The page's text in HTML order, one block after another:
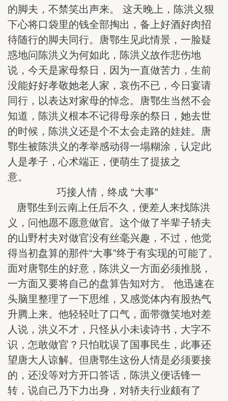
的脚夫，不禁笑出声来。 这天晚上，陈洪义狠
下心将口袋里的钱全部掏出，备上好酒好肉招
待随行的脚夫同行。唐鄂生见此情景，一脸疑
惑地问陈洪义为何如此，陈洪义故作悲伤地
说，今天是家母祭日，因为一直做苦力，生前
没能好好孝敬她老人家，哀伤不已，今日宴请
同行，以表达对家母的悼念。唐鄂生当然不会
知道，陈洪义根本不记得母亲的祭日，她去世
的时候，陈洪义还是个不太会走路的娃娃。唐
鄂生被陈洪义的孝举感动得一塌糊涂，认定此
人是孝子，心术端正，便萌生了提拔之
意。
巧接人情，终成 “大事”
唐鄂生到云南上任后不久，便差人来找陈洪
义，问他愿不愿意做官。这个做了半辈子轿夫
的山野村夫对做官没有丝毫兴趣，不过，他觉
得当初盘算的那件“大事”终于有实现的可能了。
面对唐鄂生的好意，陈洪义一方面必须推脱，
一方面又要将自己的盘算告知对方。 他迅速在
头脑里整理了一下思维，又感觉体内有股热气
升腾上来。他轻轻吐了口气，面带微笑地对差
人说，洪义不才，只怪从小未读诗书，大字不
识，怎敢做官？只怕耽误了国事民生，此事还
望唐大人谅解。但唐鄂生这份人情是必须要接
的，还没等对方开口答话，陈洪义便话锋一
转，说自己乃下力出身，对轿夫行业颇有了